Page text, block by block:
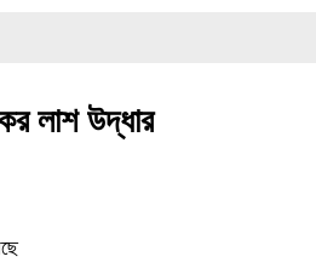
লাশ উদ্ধার